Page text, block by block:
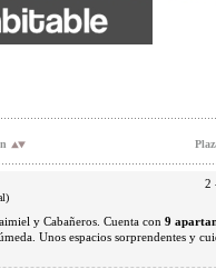
2
y Cabañeros. Cuenta con 9
Unos espacios sorprendentes y